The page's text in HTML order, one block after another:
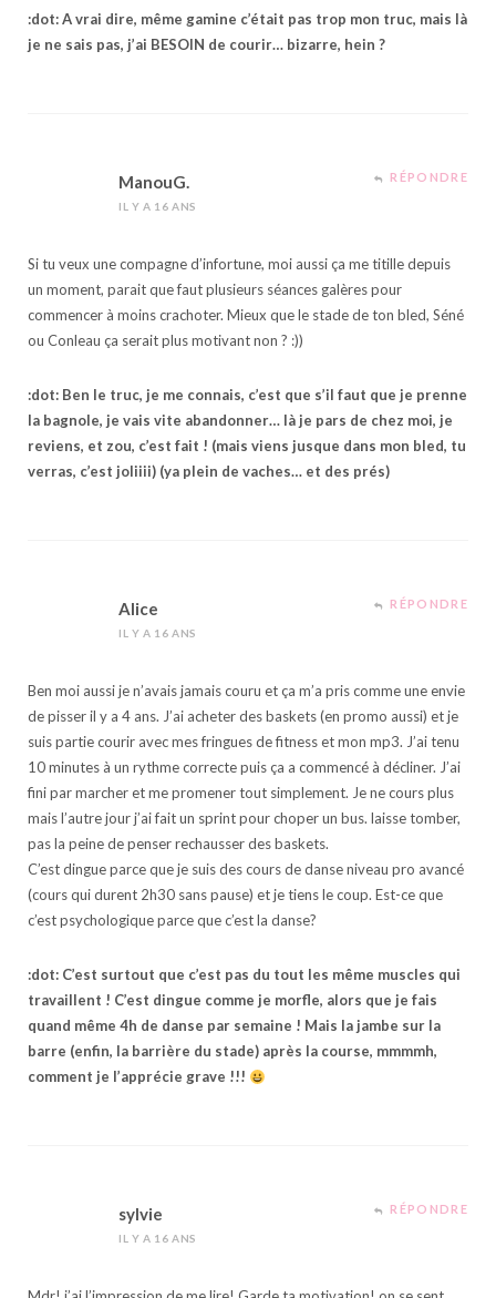
:dot: A vrai dire, même gamine c’était pas trop mon truc, mais là
je ne sais pas, j’ai BESOIN de courir… bizarre, hein ?
ManouG.
IL Y A 16 ANS
RÉPONDRE
Si tu veux une compagne d’infortune, moi aussi ça me titille depuis
un moment, parait que faut plusieurs séances galères pour
commencer à moins crachoter. Mieux que le stade de ton bled, Séné
ou Conleau ça serait plus motivant non ? :))
:dot: Ben le truc, je me connais, c’est que s’il faut que je prenne
la bagnole, je vais vite abandonner… là je pars de chez moi, je
reviens, et zou, c’est fait ! (mais viens jusque dans mon bled, tu
verras, c’est joliiii) (ya plein de vaches… et des prés)
Alice
IL Y A 16 ANS
RÉPONDRE
Ben moi aussi je n’avais jamais couru et ça m’a pris comme une envie
de pisser il y a 4 ans. J’ai acheter des baskets (en promo aussi) et je
suis partie courir avec mes fringues de fitness et mon mp3. J’ai tenu
10 minutes à un rythme correcte puis ça a commencé à décliner. J’ai
fini par marcher et me promener tout simplement. Je ne cours plus
mais l’autre jour j’ai fait un sprint pour choper un bus. laisse tomber,
pas la peine de penser rechausser des baskets.
C’est dingue parce que je suis des cours de danse niveau pro avancé
(cours qui durent 2h30 sans pause) et je tiens le coup. Est-ce que
c’est psychologique parce que c’est la danse?
:dot: C’est surtout que c’est pas du tout les même muscles qui
travaillent ! C’est dingue comme je morfle, alors que je fais
quand même 4h de danse par semaine ! Mais la jambe sur la
barre (enfin, la barrière du stade) après la course, mmmmh,
comment je l’apprécie grave !!!
sylvie
IL Y A 16 ANS
RÉPONDRE